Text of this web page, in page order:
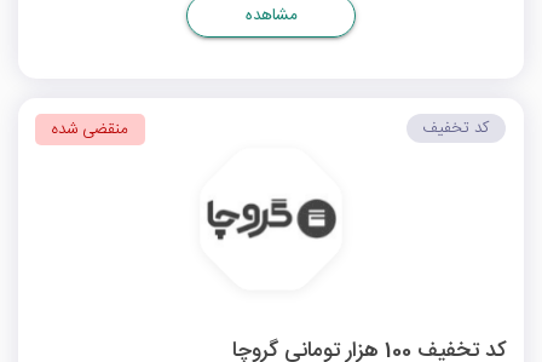
مشاهده
کد تخفیف 100 هزار تومانی گروچا
کد تخفیف منقضی شده